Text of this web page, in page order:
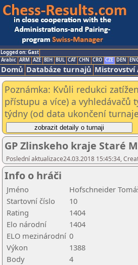
Logged on: Gast
Arabic ARM AZE BIH BUL CAT CHN CRO CZE DEN
Domů Databáze turnajů Mistrovství
Poznámka: Kvůli redukci
přístupu a více) a vyhledávačů
týdny (od data ukončení
GP Zlinskeho kraje Staré
Poslední aktualizace24.03.2018 15:45:34,
Info o hráči
Jméno
Hofschneider
Startovní číslo
10
Rating
1404
Elo národní
1404
ELO mezinárodní 0
Výkon
1388
Body
4